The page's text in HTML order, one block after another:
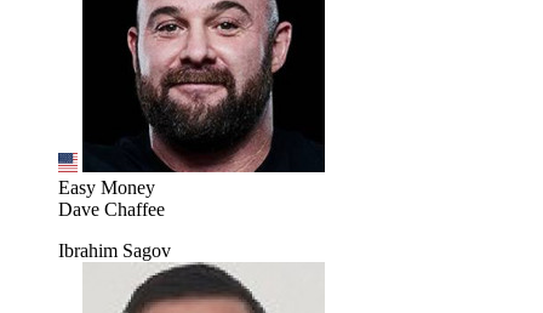
Easy Money
Dave Chaffee
Ibrahim Sagov